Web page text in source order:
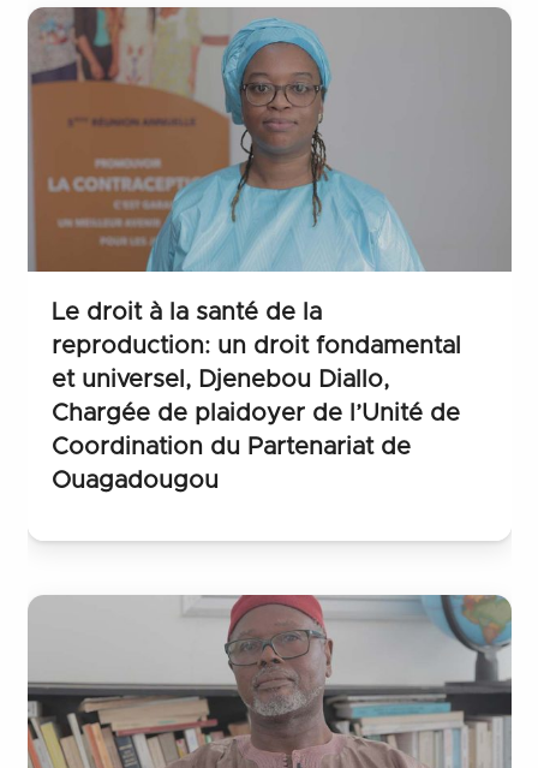
Le droit à la santé de la
reproduction: un droit fondamental
et universel, Djenebou Diallo,
Chargée de plaidoyer de l’Unité de
Coordination du Partenariat de
Ouagadougou